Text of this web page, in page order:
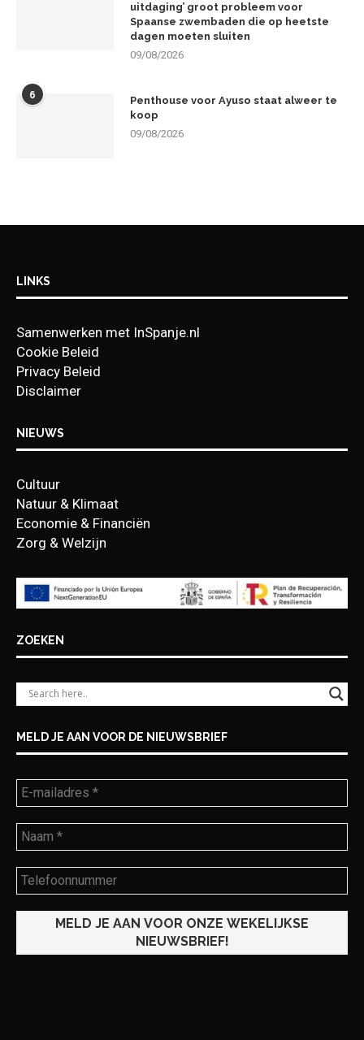
uitdaging’ groot probleem voor
Spaanse zwembaden die op heetste
dagen moeten sluiten
09/08/2026
6
Penthouse voor Ayuso staat alweer te
koop
09/08/2026
LINKS
Samenwerken met InSpanje.nl
Cookie Beleid
Privacy Beleid
Disclaimer
NIEUWS
Cultuur
Natuur & Klimaat
Economie & Financiën
Zorg & Welzijn
ZOEKEN
MELD JE AAN VOOR DE NIEUWSBRIEF